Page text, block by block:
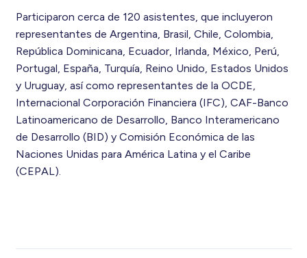
Participaron cerca de 120 asistentes, que incluyeron
representantes de Argentina, Brasil, Chile, Colombia,
República Dominicana, Ecuador, Irlanda, México, Perú,
Portugal, España, Turquía, Reino Unido, Estados Unidos
y Uruguay, así como representantes de la OCDE,
Internacional Corporación Financiera (IFC), CAF-Banco
Latinoamericano de Desarrollo, Banco Interamericano
de Desarrollo (BID) y Comisión Económica de las
Naciones Unidas para América Latina y el Caribe
(CEPAL).